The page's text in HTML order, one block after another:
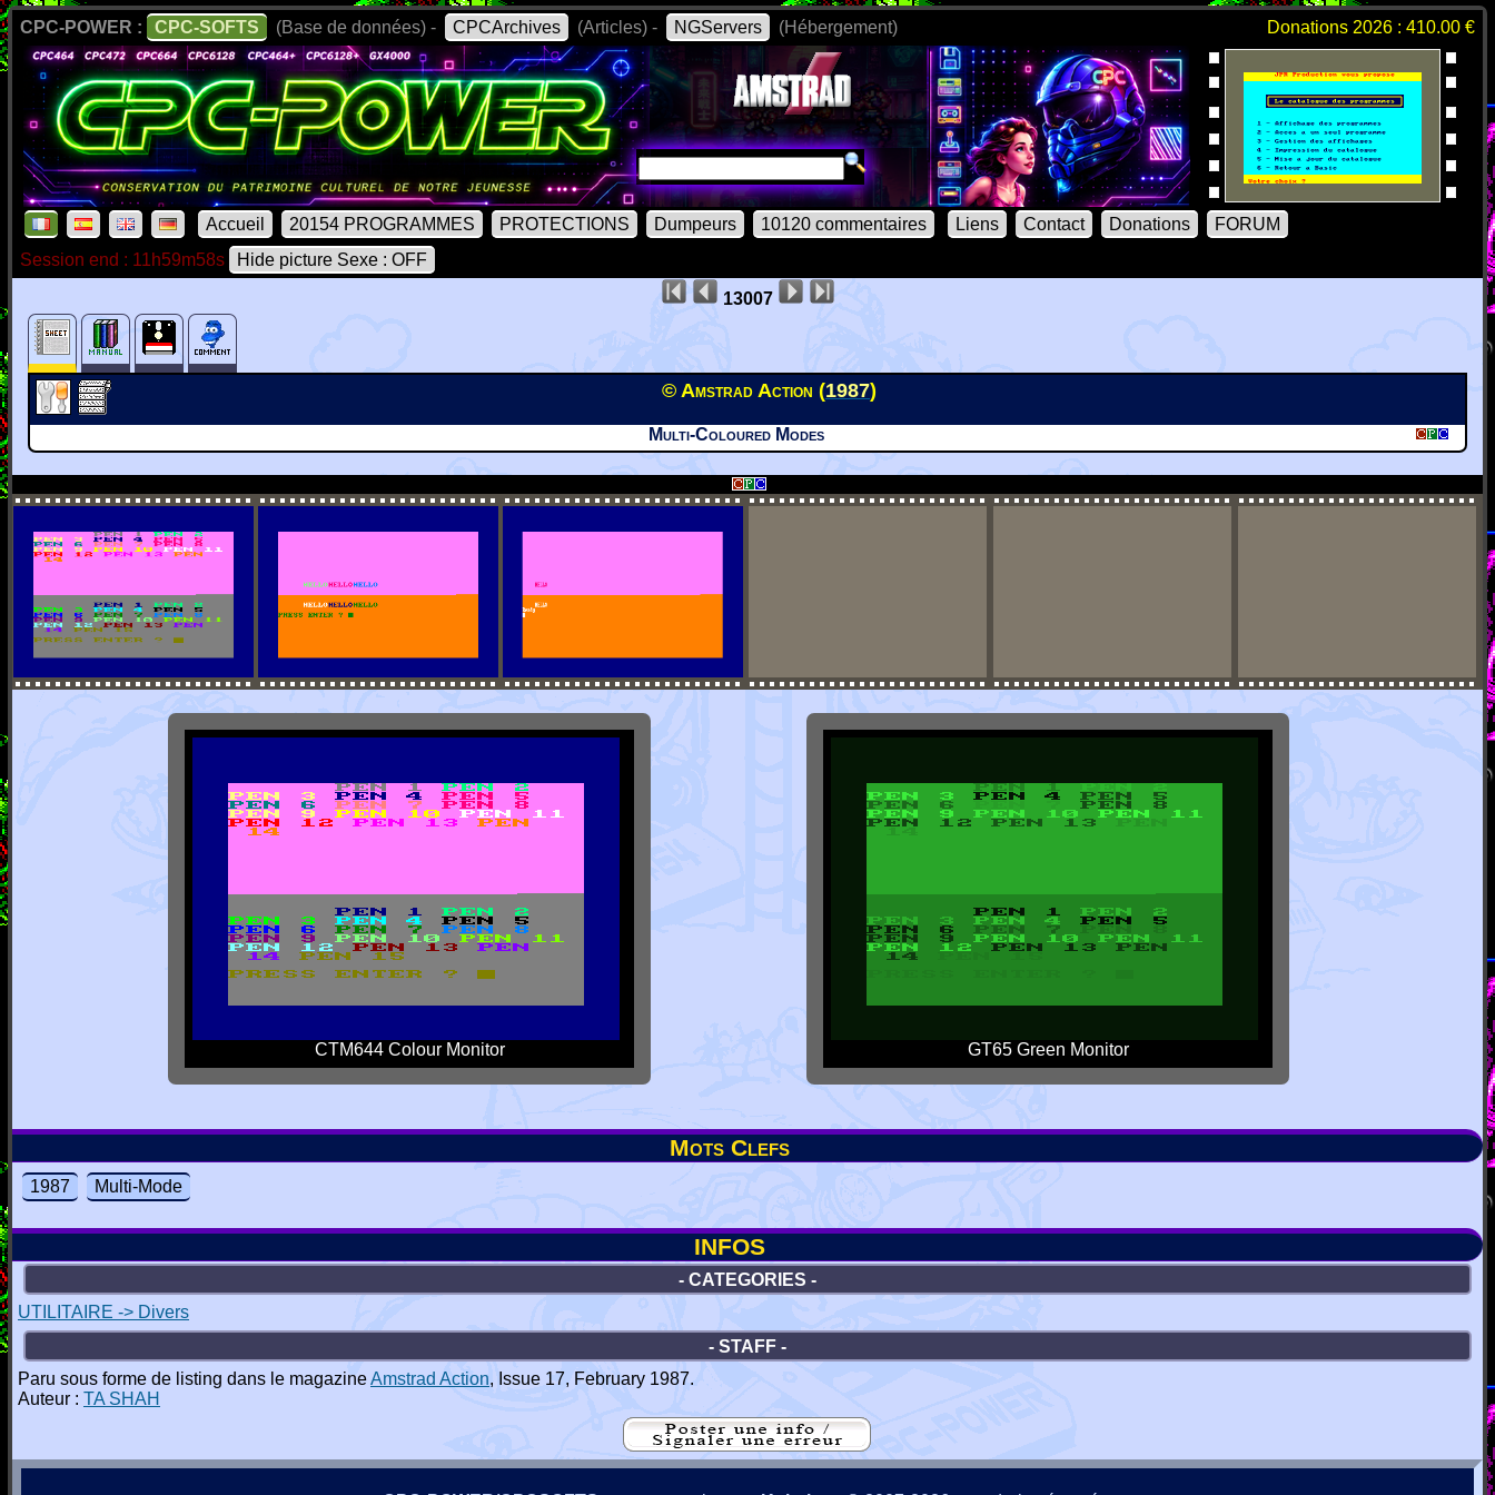
CPC-POWER : CPC-SOFTS (Base de données) - CPCArchives (Articles) - NGServers (Hébergement) Donations 2026 : 410.00 €
Accueil 20154 PROGRAMMES PROTECTIONS Dumpeurs 10120 commentaires Liens Contact Donations
FORUM
Session end : 11h59m58s
Hide picture Sexe : OFF
13007
© Amstrad Action (1987)
Multi-Coloured Modes
CTM644 Colour Monitor GT65 Green Monitor
Mots Clefs
1987 Multi-Mode
INFOS
- CATEGORIES -
UTILITAIRE -> Divers
- STAFF -
Paru sous forme de listing dans le magazineAmstrad Action, Issue 17, February 1987.
Auteur : TA SHAH